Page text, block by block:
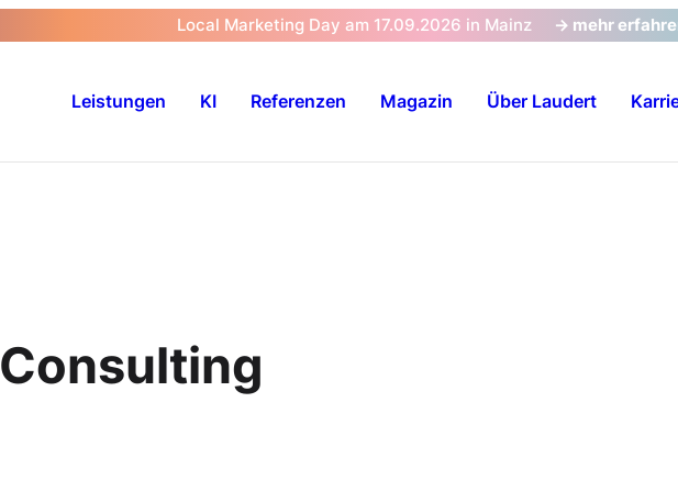
Local Marketing Day am 17.09.2026 in Mainz -> mehr
Leistungen KI Referenzen Magazin Über Laudert
Consulting